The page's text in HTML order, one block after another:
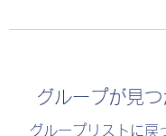
グループが見
グループリストに戻